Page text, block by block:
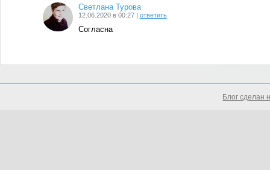
Светлана Турова
12.06.2020 в 00:27 | ответить
Согласна
Блог сделан